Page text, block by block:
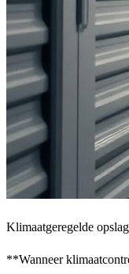
Klimaatgeregelde
**Wanneer